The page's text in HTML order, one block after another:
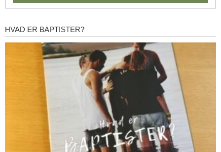
Hvad
HVAD ER BAPTISTER?